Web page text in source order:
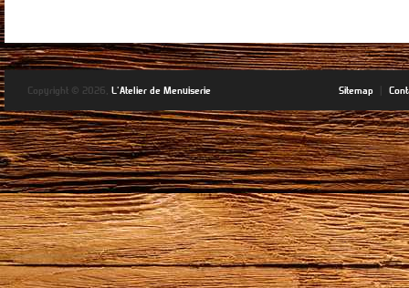
Copyright © 2026, L'Atelier de Menuiserie Sitemap|